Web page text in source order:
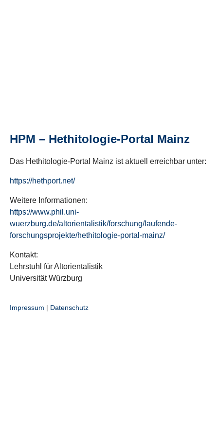
HPM – Hethitologie-Portal Mainz
Das Hethitologie-Portal Mainz ist aktuell erreichbar unter:
https://hethport.net/
Weitere Informationen:
https://www.phil.uni-
wuerzburg.de/altorientalistik/forschung/laufende-
forschungsprojekte/hethitologie-portal-mainz/
Kontakt:
Lehrstuhl für Altorientalistik
Universität Würzburg
Impressum | Datenschutz